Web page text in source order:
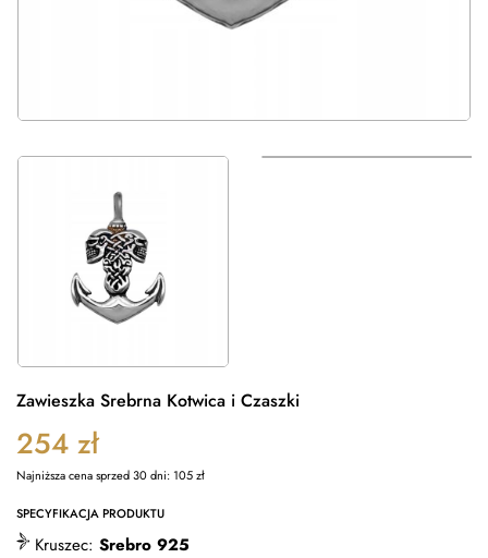
Zawieszka Srebrna Kotwica i Czaszki
254 zł
Najniższa cena sprzed 30 dni:105zł
SPECYFIKACJA PRODUKTU
Kruszec: Srebro 925